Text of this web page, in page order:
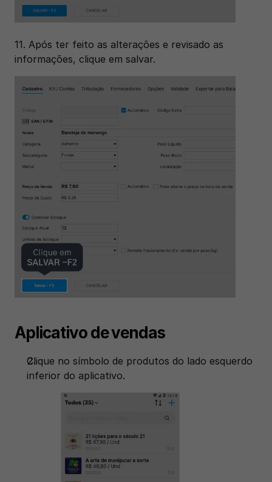
11. Após ter feito as alterações e revisado as
informações, clique em salvar.
Aplicativo de vendas
Clique no símbolo de produtos do lado esquerdo
inferior do aplicativo.